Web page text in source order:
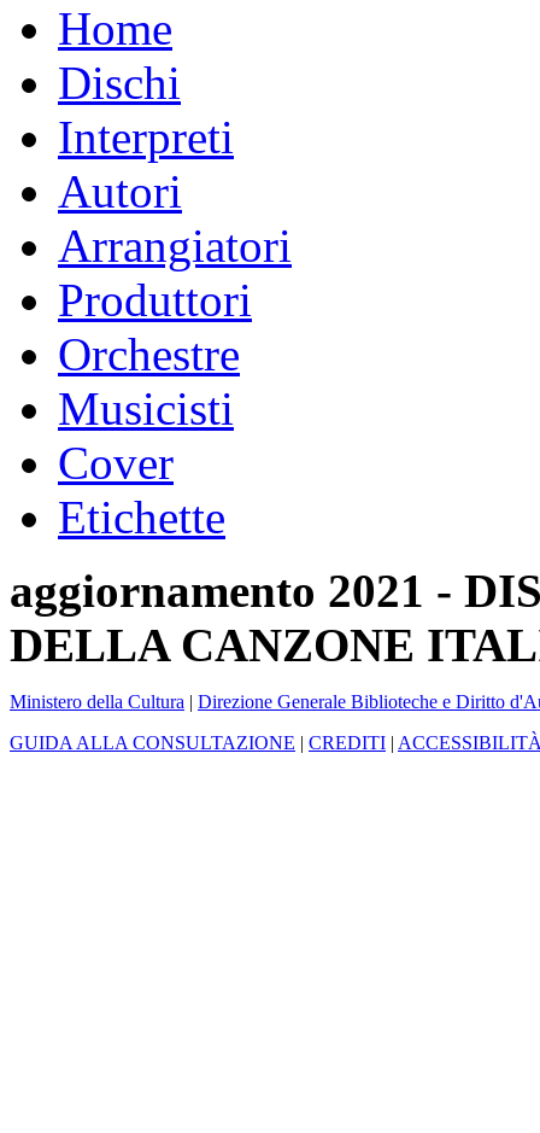
Home
Dischi
Interpreti
Autori
Arrangiatori
Produttori
Orchestre
Musicisti
Cover
Etichette
aggiornamento 2021 -
DELLA CANZONE
Ministero della Cultura | Direzione Generale Biblioteche e Diritto
GUIDA ALLA CONSULTAZIONE | CREDITI |